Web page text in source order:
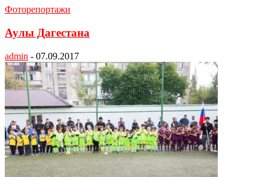
Фоторепортажи
Аулы Дагестана
admin - 07.09.2017